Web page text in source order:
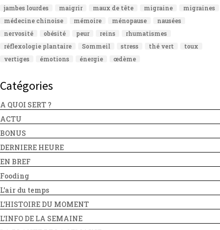
jambes lourdes
maigrir maux de tête migraine
migraines
médecine chinoise
mémoire ménopause
nausées
nervosité
obésité peur reins
rhumatismes
réflexologie plantaire
Sommeil stress thé vert
toux
vertiges
émotions énergie œdème
Catégories
A QUOI SERT ?
ACTU
BONUS
DERNIERE HEURE
EN BREF
Fooding
L'air du temps
L'HISTOIRE DU MOMENT
L'INFO DE LA SEMAINE